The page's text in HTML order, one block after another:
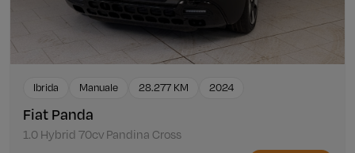
Ibrida Manuale 28.277 KM 2024
Fiat Panda
1.0 Hybrid 70cv Pandina Cross